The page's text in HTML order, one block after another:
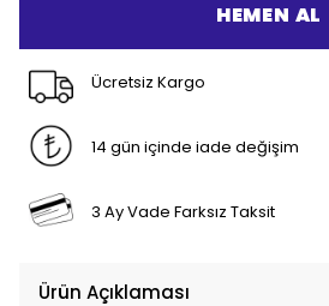
HEMEN AL
Ücretsiz Kargo
14 gün içinde iade değişim
3 Ay Vade Farksız Taksit
Ürün Açıklaması